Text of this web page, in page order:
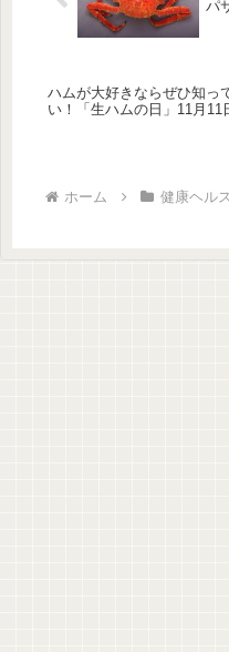
パ
ハムが大好きならぜひ知っ
い！「生ハムの日」11月11
ホーム 健康ヘル